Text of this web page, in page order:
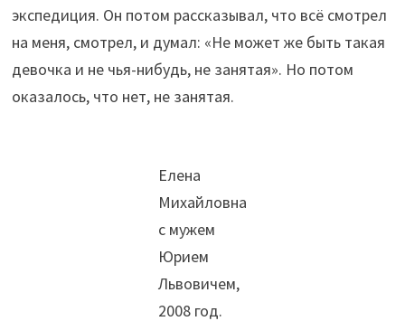
экспедиция. Он потом рассказывал, что всё смотрел
на меня, смотрел, и думал: «Не может же быть такая
девочка и не чья-нибудь, не занятая». Но потом
оказалось, что нет, не занятая.
Елена
Михайловна
с мужем
Юрием
Львовичем,
2008 год.